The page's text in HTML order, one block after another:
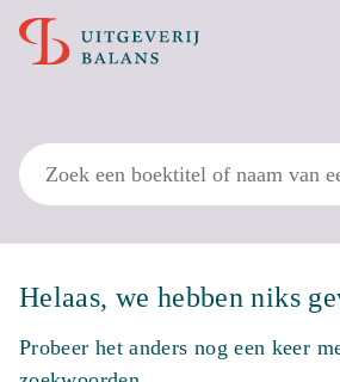
Zoek
Helaas, we hebben niks
Probeer het anders nog een keer